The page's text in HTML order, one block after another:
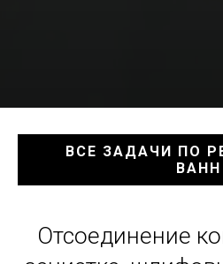
ВСЕ ЗАДАЧИ ПО
ВАНН
Отсоединение